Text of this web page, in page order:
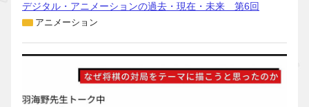
デジタル・アニメーションの過去・現在・未来 第6回
アニメーション